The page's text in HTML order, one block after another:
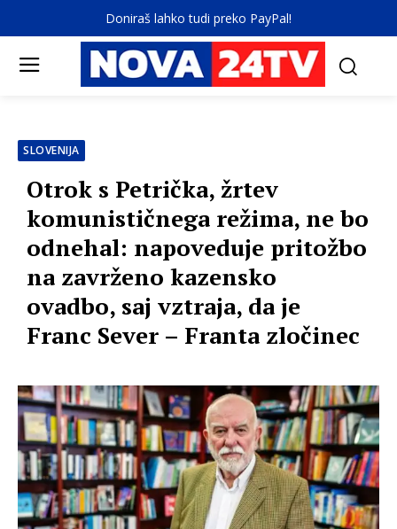
Doniraš lahko tudi preko PayPal!
SLOVENIJA
Otrok s Petrička, žrtev
komunističnega režima, ne bo
odnehal: napoveduje pritožbo
na zavrženo kazensko
ovadbo, saj vztraja, da je
Franc Sever – Franta zločinec